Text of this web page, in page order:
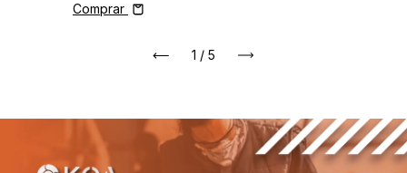
Comprar
1 / 5